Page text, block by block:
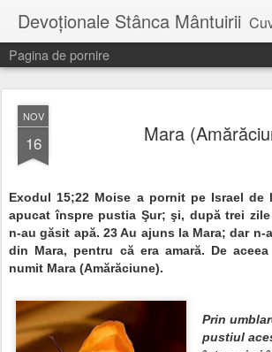
Devoționale Stânca Mântuirii Cuvinte
Pagina de pornire
NOV
16 Mara
Exodul 15;22 Moise a pornit pe Israel de
apucat înspre pustia Şur; şi, după trei
n-au găsit apă. 23 Au ajuns la Mara; dar n-
din Mara, pentru că era amară. De
numit Mara (Amărăciune).
Prin
pustiul